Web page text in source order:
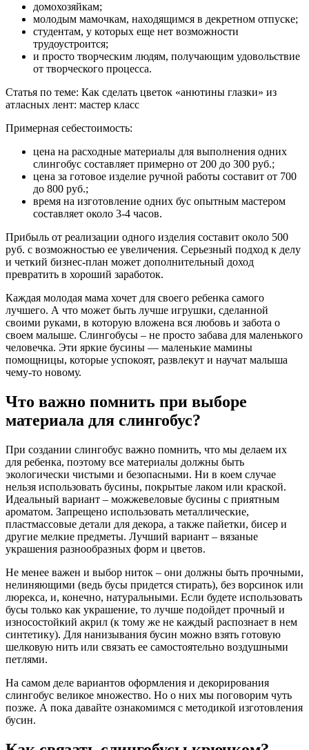
домохозяйкам;
молодым мамочкам, находящимся в декретном отпуске;
студентам, у которых еще нет возможности
трудоустроится;
и просто творческим людям, получающим удовольствие
от творческого процесса.
Статья по теме: Как сделать цветок «анютины глазки» из
атласных лент: мастер класс
Примерная себестоимость:
цена на расходные материалы для выполнения одних
слингобус составляет примерно от 200 до 300 руб.;
цена за готовое изделие ручной работы составит от 700
до 800 руб.;
время на изготовление одних бус опытным мастером
составляет около 3-4 часов.
Прибыль от реализации одного изделия составит около 500
руб. с возможностью ее увеличения. Серьезный подход к делу
и четкий бизнес-план может дополнительный доход
превратить в хороший заработок.
Каждая молодая мама хочет для своего ребенка самого
лучшего. А что может быть лучше игрушки, сделанной
своими руками, в которую вложена вся любовь и забота о
своем малыше. Слингобусы – не просто забава для маленького
человечка. Эти яркие бусины — маленькие мамины
помощницы, которые успокоят, развлекут и научат малыша
чему-то новому.
Что важно помнить при выборе
материала для слингобус?
При создании слингобус важно помнить, что мы делаем их
для ребенка, поэтому все материалы должны быть
экологически чистыми и безопасными. Ни в коем случае
нельзя использовать бусины, покрытые лаком или краской.
Идеальный вариант – можжевеловые бусины с приятным
ароматом. Запрещено использовать металлические,
пластмассовые детали для декора, а также пайетки, бисер и
другие мелкие предметы. Лучший вариант – вязаные
украшения разнообразных форм и цветов.
Не менее важен и выбор ниток – они должны быть прочными,
нелиняющими (ведь бусы придется стирать), без ворсинок или
люрекса, и, конечно, натуральными. Если будете использовать
бусы только как украшение, то лучше подойдет прочный и
износостойкий акрил (к тому же не каждый распознает в нем
синтетику). Для нанизывания бусин можно взять готовую
шелковую нить или связать ее самостоятельно воздушными
петлями.
На самом деле вариантов оформления и декорирования
слингобус великое множество. Но о них мы поговорим чуть
позже. А пока давайте ознакомимся с методикой изготовления
бусин.